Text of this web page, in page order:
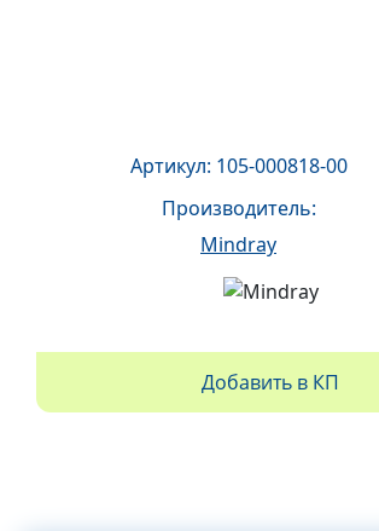
Артикул: 105-000818-00
Производитель:
Mindray
Добавить в КП